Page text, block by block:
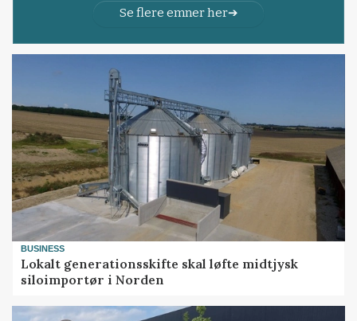
Se flere emner her
BUSINESS
Lokalt generationsskifte skal løfte midtjysk
siloimportør i Norden